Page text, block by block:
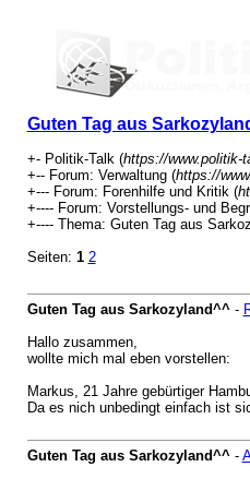
Guten Tag aus
+- Politik-Talk (https://www.politik-
+-- Forum: Verwaltung (https://
+--- Forum: Forenhilfe und Kritik (
+---- Forum: Vorstellungs- und
+---- Thema: Guten Tag aus
Seiten: 1 2
Guten Tag aus Sarkozyland^^-
Hallo zusammen,
wollte mich mal eben vorstellen:
Markus, 21 Jahre gebürtiger
Da es nich unbedingt einfach ist
Guten Tag aus Sarkozyland^^-